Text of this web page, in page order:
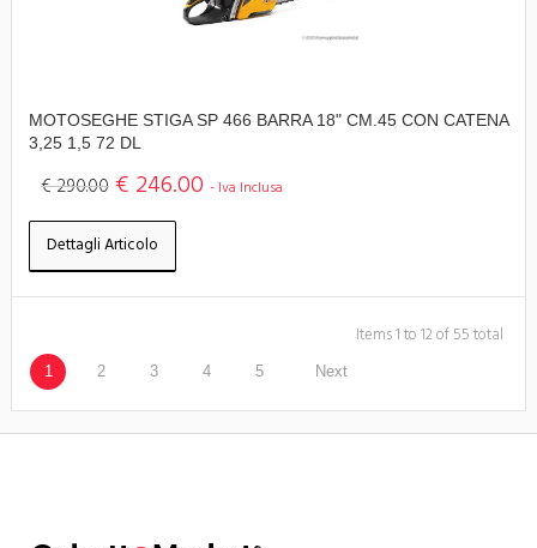
MOTOSEGHE STIGA SP 466 BARRA 18" CM.45 CON CATENA
3,25 1,5 72 DL
€ 290.00 € 246.00 - Iva Inclusa
Dettagli Articolo
Items 1 to 12 of 55 total
1 2 3 4 5 Next